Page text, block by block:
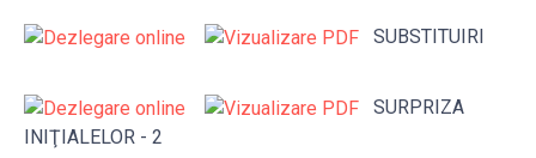
SUBSTITUIRI
SURPRIZA
INIŢIALELOR - 2